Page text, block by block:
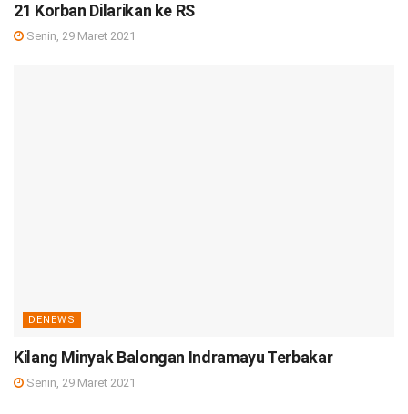
21 Korban Dilarikan ke RS
Senin, 29 Maret 2021
DENEWS
Kilang Minyak Balongan Indramayu Terbakar
Senin, 29 Maret 2021